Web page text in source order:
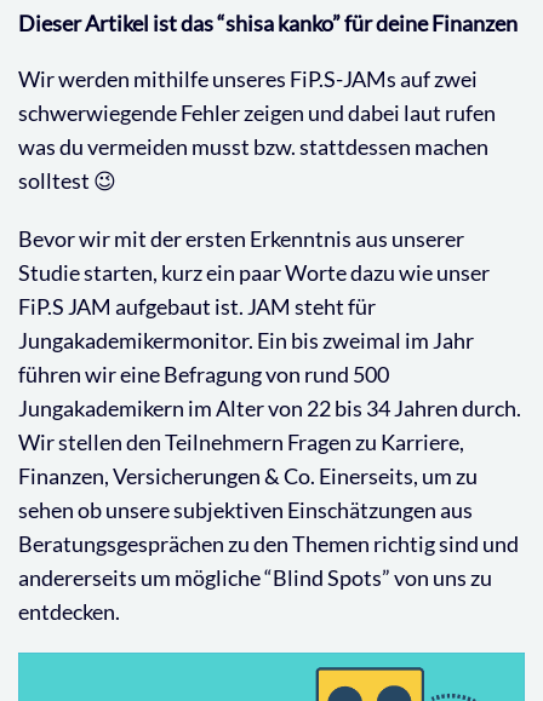
Dieser Artikel ist das “shisa kanko” für deine Finanzen
Wir werden mithilfe unseres FiP.S-JAMs auf zwei
schwerwiegende Fehler zeigen und dabei laut rufen
was du vermeiden musst bzw. stattdessen machen
solltest 😉
Bevor wir mit der ersten Erkenntnis aus unserer
Studie starten, kurz ein paar Worte dazu wie unser
FiP.S JAM aufgebaut ist. JAM steht für
Jungakademikermonitor. Ein bis zweimal im Jahr
führen wir eine Befragung von rund 500
Jungakademikern im Alter von 22 bis 34 Jahren durch.
Wir stellen den Teilnehmern Fragen zu Karriere,
Finanzen, Versicherungen & Co. Einerseits, um zu
sehen ob unsere subjektiven Einschätzungen aus
Beratungsgesprächen zu den Themen richtig sind und
andererseits um mögliche “Blind Spots” von uns zu
entdecken.